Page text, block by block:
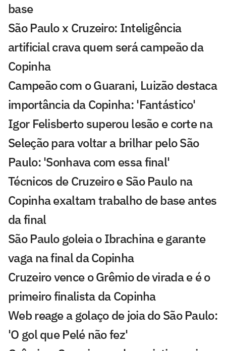
base
São Paulo x Cruzeiro: Inteligência
artificial crava quem será campeão da
Copinha
Campeão com o Guarani, Luizão destaca
importância da Copinha: 'Fantástico'
Igor Felisberto superou lesão e corte na
Seleção para voltar a brilhar pelo São
Paulo: 'Sonhava com essa final'
Técnicos de Cruzeiro e São Paulo na
Copinha exaltam trabalho de base antes
da final
São Paulo goleia o Ibrachina e garante
vaga na final da Copinha
Cruzeiro vence o Grêmio de virada e é o
primeiro finalista da Copinha
Web reage a golaço de joia do São Paulo:
'O gol que Pelé não fez'